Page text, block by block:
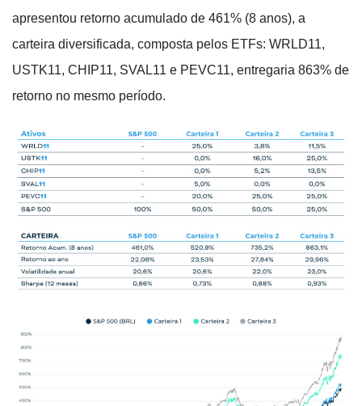
apresentou retorno acumulado de 461% (8 anos), a
carteira diversificada, composta pelos ETFs: WRLD11,
USTK11, CHIP11, SVAL11 e PEVC11, entregaria 863% de
retorno no mesmo período.